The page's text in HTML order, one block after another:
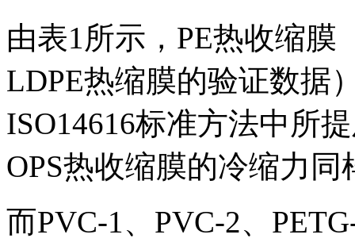
由表1所示，PE热收缩膜
LDPE热缩膜的验证数据
ISO14616标准方法中所
OPS热收缩膜的冷缩力
而PVC-1、PVC-2、